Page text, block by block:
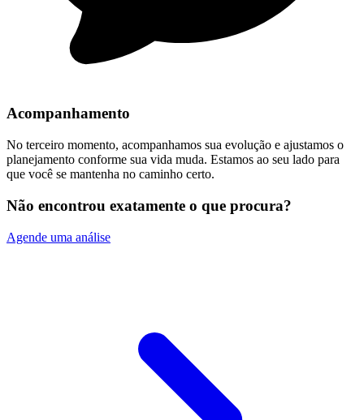
Acompanhamento
No terceiro momento, acompanhamos sua evolução e ajustamos o
planejamento conforme sua vida muda. Estamos ao seu lado para
que você se mantenha no caminho certo.
Não encontrou exatamente o que procura?
Agende uma análise